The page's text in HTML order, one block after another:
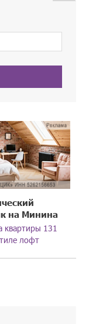
на Минина
квартиры 131
лофт